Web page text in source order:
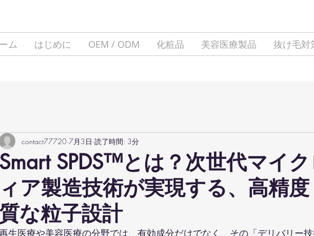
ム はじめに OEM / ODM 化粧品 美容医療製品 抜け毛対
Smart SPDS™とは？次世代マイ
ィア製造技術が実現する、高精
な粒子設計
contact77720 7月3日 読了時間: 3分
生医療や美容医療の分野では、有効成分だけでなく、その「デリバリー